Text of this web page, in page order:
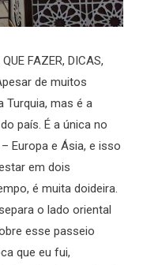
FAZER, DICAS,
de muitos
Turquia, mas é a
país. É a única no
Europa e Ásia, e isso
em dois
é muita doideira.
o lado oriental
esse passeio
que eu fui,